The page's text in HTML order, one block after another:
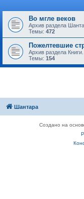
Во мгле веков
Архив раздела
Темы: 472
Пожелтевшие
Архив раздела
Темы: 154
Шантара
Создано на